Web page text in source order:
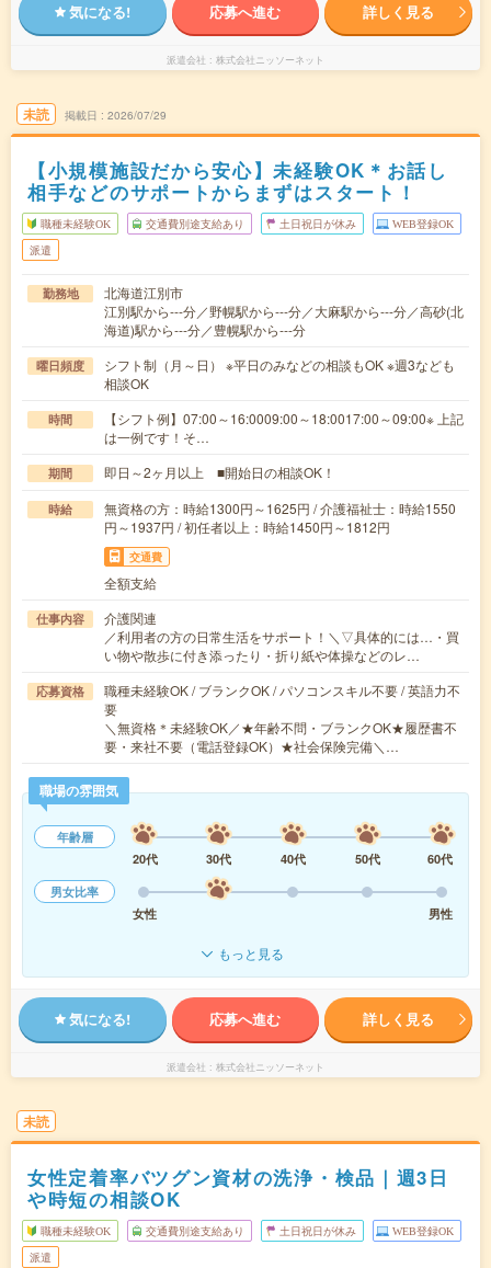
気になる! 応募へ進む 詳しく見る
派遣会社 株式会社ニッソーネット
未読 掲載日 2026/07/29
【小規模施設だから安心】未経験OK＊お話し
相手などのサポートからまずはスタート！
職種未経験OK 交通費別途支給あり 土日祝日が休み WEB登録OK
派遣
勤務地
北海道江別市
江別駅から---分／野幌駅から---分／大麻駅から---分／高砂(北
海道)駅から---分／豊幌駅から---分
曜日頻度
シフト制（月～日） ※平日のみなどの相談もOK ※週3なども
相談OK
時間
【シフト例】07:00～16:0009:00～18:0017:00～09:00※ 上記
は一例です！そ…
期間 即日～2ヶ月以上 ■開始日の相談OK！
時給
無資格の方：時給1300円～1625円 / 介護福祉士：時給1550
円～1937円 / 初任者以上：時給1450円～1812円
交通費
全額支給
仕事内容
介護関連
／利用者の方の日常生活をサポート！＼▽具体的には…・買
い物や散歩に付き添ったり・折り紙や体操などのレ…
応募資格
職種未経験OK / ブランクOK / パソコンスキル不要 / 英語力不
要
＼無資格＊未経験OK／★年齢不問・ブランクOK★履歴書不
要・来社不要（電話登録OK）★社会保険完備＼…
職場の雰囲気
年齢層
20代
30代 40代 50代
60代
男女比率
女性
男性
もっと見る
気になる! 応募へ進む 詳しく見る
派遣会社 株式会社ニッソーネット
未読
女性定着率バツグン資材の洗浄・検品｜週3日
や時短の相談OK
職種未経験OK 交通費別途支給あり 土日祝日が休み WEB登録OK
派遣